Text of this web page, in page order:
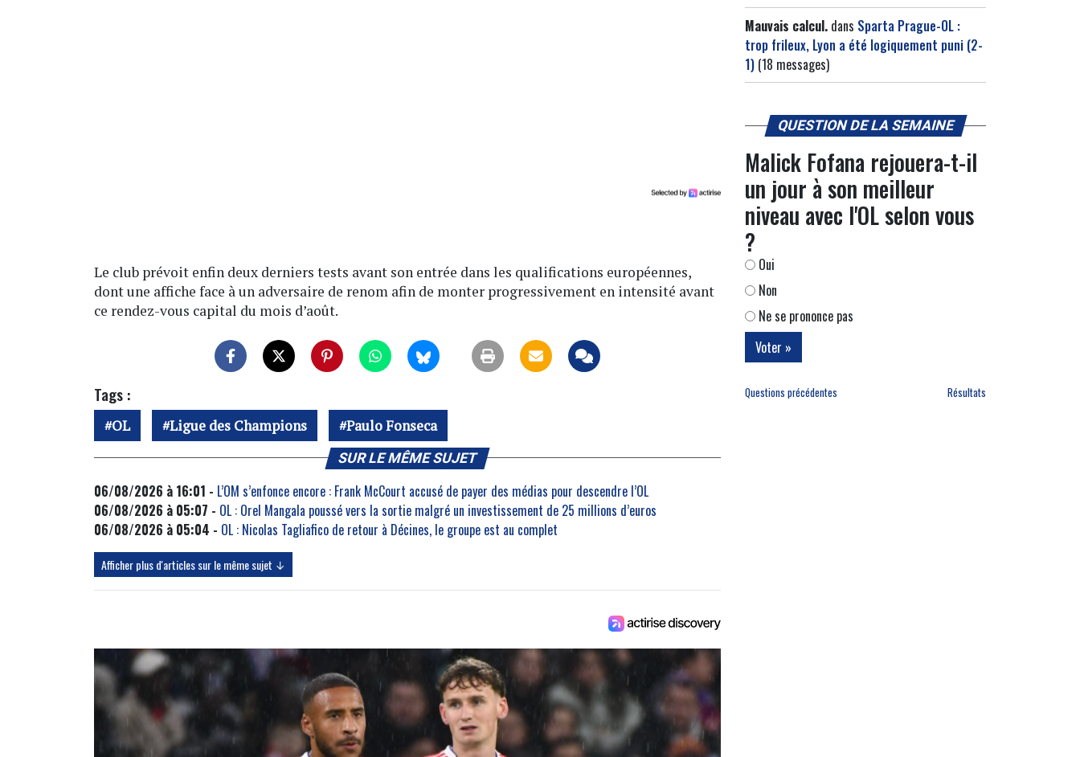
Le club prévoit enfin deux derniers tests avant son entrée dans les qualifications européennes,
dont une affiche face à un adversaire de renom afin de monter progressivement en intensité avant
ce rendez-vous capital du mois d’août.
Tags :
OL Ligue des Champions Paulo Fonseca
SUR LE MÊME SUJET
06/08/2026 à 16:01 - L’OM s’enfonce encore : Frank McCourt accusé de payer des médias pour descendre l’OL
06/08/2026 à 05:07 - OL : Orel Mangala poussé vers la sortie malgré un investissement de 25 millions d’euros
06/08/2026 à 05:04 - OL : Nicolas Tagliafico de retour à Décines, le groupe est au complet
Afficher plus d'articles sur le même sujet ↓
Mauvais calcul. dans Sparta Prague-OL :
trop frileux, Lyon a été logiquement puni (2-
1) (18 messages)
QUESTION DE LA SEMAINE
Malick Fofana rejouera-t-il
un jour à son meilleur
niveau avec l'OL selon vous
?
Oui
Non
Ne se prononce pas
Questions précédentes Résultats